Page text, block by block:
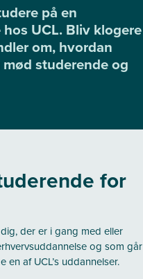
på en
UCL. Bliv klogere
om, hvordan
studerende og
for
der er i gang med eller
og som går
af UCL’s uddannelser.